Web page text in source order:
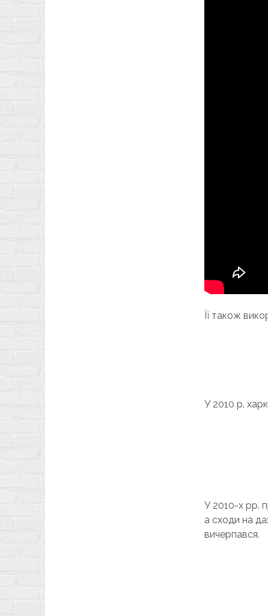
Її також
У 2010 р.
У 2010-х рр.
а сходи на
вичерпався.